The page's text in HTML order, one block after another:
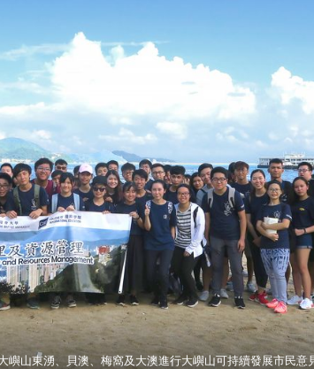
嶼山東湧、貝澳、梅窩及大澳進行大嶼山可持續發展市民意